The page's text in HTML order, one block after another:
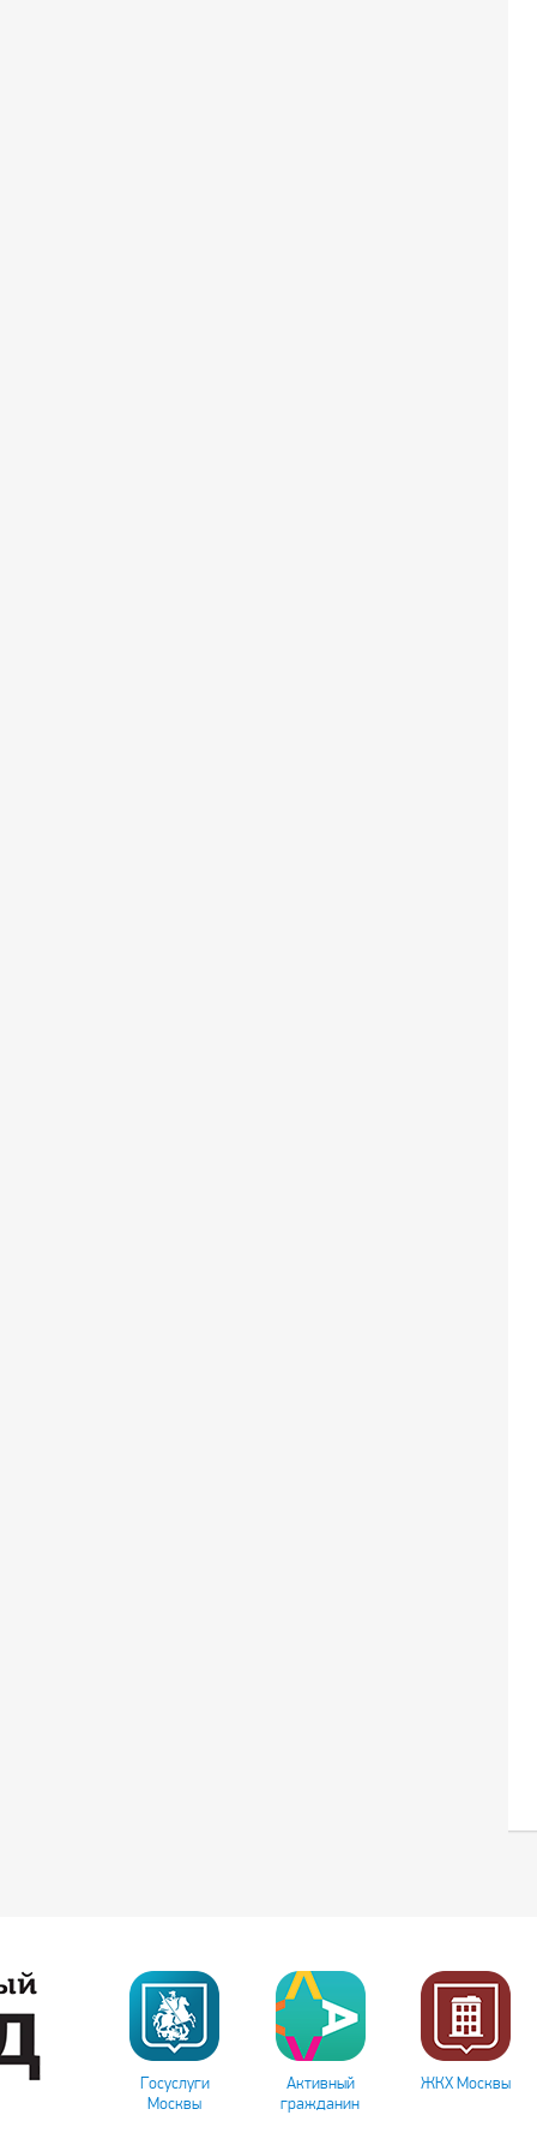
Госуслуги
Москвы
Активный
гражданин
ЖКХ Москвы